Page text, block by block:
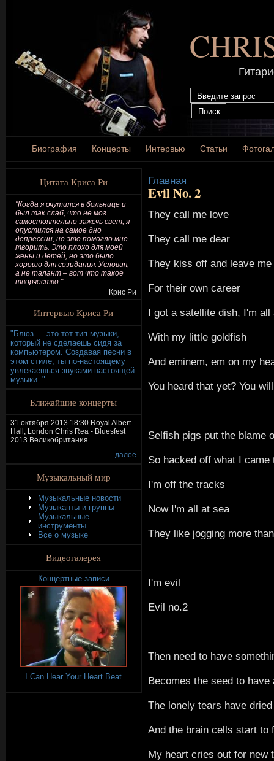
Биография Концерты Интервью Статьи
Цитата Криса Ри
"Когда я очутился в больнице и
был так слаб, что не мог
самостоятельно зажечь свет, я
опустился на самое дно
депрессии, но это помогло мне
творить. Это плохо для моей
жены и детей, но это было
хорошо для созидания. Условия,
а не талант – вот что такое
творчество."
Крис Ри
Интервью Криса Ри
"Блюз — это тот тип музыки,
который не сделаешь сидя за
компьютером. Создавая песни в
этом стиле, ты по-настоящему
увлекаешься звуками настоящей
музыки. "
Ближайшие концерты
31 октября 2013 18:30 Royal Albert
Hall, London Chris Rea - Bluesfest
2013 Великобритания
далее
Музыкальный мир
Музыкальные новости
Музыканты и группы
Музыкальные
инструменты
Все о музыке
Видеогалерея
Концертные записи
I Can Hear Your Heart Beat
Главная
Evil No. 2
They call me love
They call me dear
They kiss off and leave me
For their own career
I got a satellite dish, I'm all
With my little goldfish
And eminem, em on my
You heard that yet? You
Selfish pigs put the blame
So hacked off what I came
I'm off the tracks
Now I'm all at sea
They like jogging more
I'm evil
Evil no.2
Then need to have
Becomes the seed to have
The lonely tears have
And the brain cells start to
My heart cries out for new